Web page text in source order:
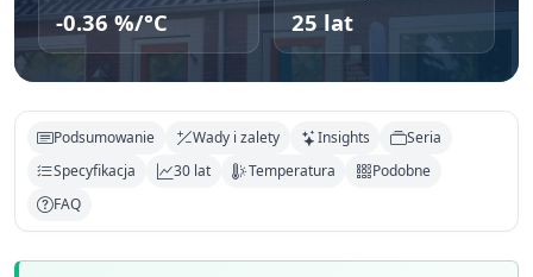
-0.36 %/°C 25 lat
Podsumowanie Wady i zalety Insights
Seria
Specyfikacja
30 lat Temperatura
Podobne
FAQ